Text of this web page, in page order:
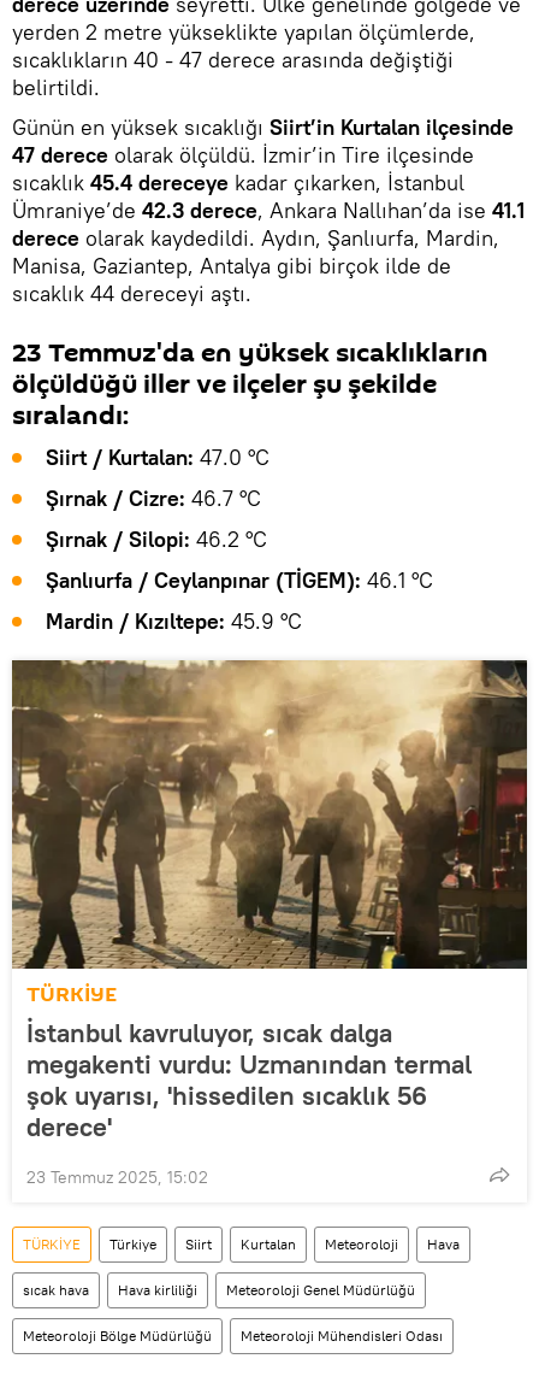
yerden 2 metre yükseklikte yapılan ölçümlerde,
sıcaklıkların 40 - 47 derece arasında değiştiği
belirtildi.
Günün en yüksek sıcaklığı Siirt’in Kurtalan ilçesinde
47 derece olarak ölçüldü. İzmir’in Tire ilçesinde
sıcaklık 45.4 dereceye kadar çıkarken, İstanbul
Ümraniye’de 42.3 derece, Ankara Nallıhan’da ise 41.1
derece olarak kaydedildi. Aydın, Şanlıurfa, Mardin,
Manisa, Gaziantep, Antalya gibi birçok ilde de
sıcaklık 44 dereceyi aştı.
23 Temmuz'da en yüksek sıcaklıkların
ölçüldüğü iller ve ilçeler şu şekilde
sıralandı:
Siirt / Kurtalan: 47.0 °C
Şırnak / Cizre: 46.7 °C
Şırnak / Silopi: 46.2 °C
Şanlıurfa / Ceylanpınar (TİGEM): 46.1 °C
Mardin / Kızıltepe: 45.9 °C
TÜRKİYE
İstanbul kavruluyor, sıcak dalga
megakenti vurdu: Uzmanından termal
şok uyarısı, 'hissedilen sıcaklık 56
derece'
23 Temmuz 2025, 15:02
TÜRKİYE Türkiye Siirt Kurtalan Meteoroloji Hava
sıcak hava Hava kirliliği Meteoroloji Genel Müdürlüğü
Meteoroloji Bölge Müdürlüğü Meteoroloji Mühendisleri Odası